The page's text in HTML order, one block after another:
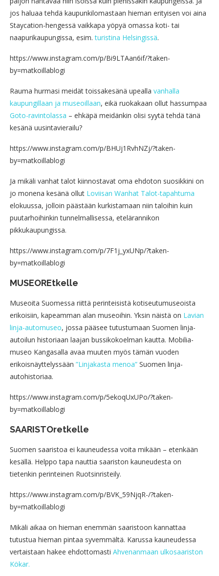
jos haluaa tehdä kaupunkilomastaan hieman erityisen voi aina
Staycation-hengessä vaikkapa yöpyä omassa koti- tai
naapurikaupungissa, esim.turistina Helsingissä.
https://www.instagram.com/p/Bi9LTAan6if/?taken-
by=matkoillablogi
Rauma hurmasi meidät toissakesänä upealla vanhalla
kaupungillaan ja museoillaan, eikä ruokakaan ollut hassumpaa
Goto-ravintolassa – ehkäpä meidänkin olisi syytä tehdä tänä
kesänä uusintavierailu?
https://www.instagram.com/p/BHUj1RvhNZj/?taken-
by=matkoillablogi
Ja mikäli vanhat talot kiinnostavat oma ehdoton suosikkini on
jo monena kesänä ollut Loviisan Wanhat Talot-tapahtuma
elokuussa, jolloin päästään kurkistamaan niin taloihin kuin
puutarhoihinkin tunnelmallisessa, etelärannikon
pikkukaupungissa.
https://www.instagram.com/p/7F1j_yxUNp/?taken-
by=matkoillablogi
MUSEOREtkelle
Museoita Suomessa riittä perinteisistä kotiseutumuseoista
erikoisiin, kapeamman alan museoihin. Yksin näistä on Lavian
linja-automuseo, jossa pääsee tutustumaan Suomen linja-
autoilun historiaan laajan bussikokoelman kautta. Mobilia-
museo Kangasalla avaa muuten myös tämän vuoden
erikoisnäyttelyssään ”Linjakasta menoa” Suomen linja-
autohistoriaa.
https://www.instagram.com/p/5ekoqUxUPo/?taken-
by=matkoillablogi
SAARISTOretkelle
Suomen saaristoa ei kauneudessa voita mikään – etenkään
kesällä. Helppo tapa nauttia saariston kauneudesta on
tietenkin perinteinen Ruotsinristeily.
https://www.instagram.com/p/BVK_59NjqR-/?taken-
by=matkoillablogi
Mikäli aikaa on hieman enemmän saaristoon kannattaa
tutustua hieman pintaa syvemmältä. Karussa kauneudessa
vertaistaan hakee ehdottomasti Ahvenanmaan ulkosaariston
Kökar.